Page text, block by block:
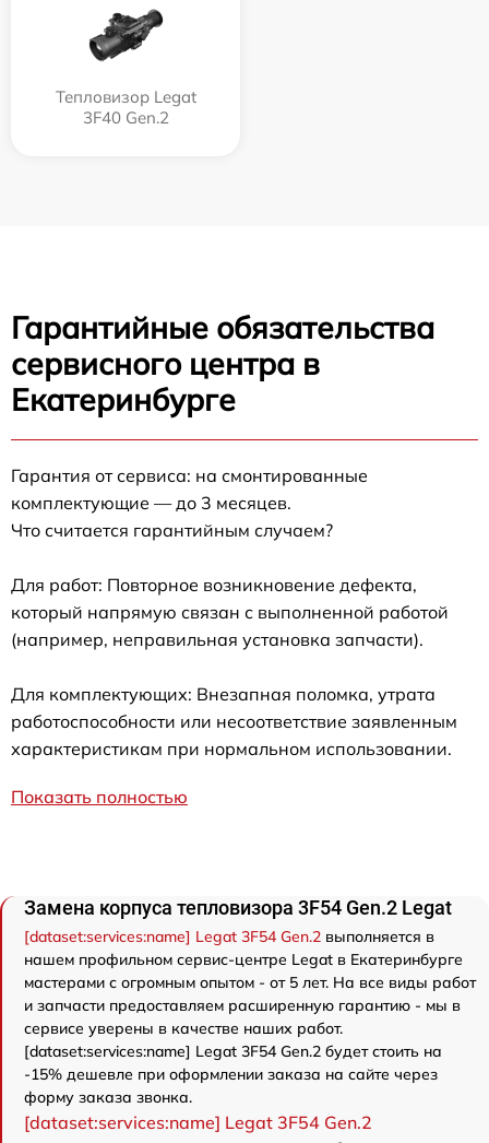
Тепловизор Legat
3F40 Gen.2
Гарантийные обязательства
сервисного центра в
Екатеринбурге
Гарантия от сервиса: на смонтированные
комплектующие — до 3 месяцев.
Что считается гарантийным случаем?
Для работ: Повторное возникновение дефекта,
который напрямую связан с выполненной работой
(например, неправильная установка запчасти).
Для комплектующих: Внезапная поломка, утрата
работоспособности или несоответствие заявленным
характеристикам при нормальном использовании.
Показать полностью
Замена корпуса тепловизора 3F54 Gen.2 Legat
[dataset:services:name] Legat 3F54 Gen.2 выполняется в
нашем профильном сервис-центре Legat в Екатеринбурге
мастерами с огромным опытом - от 5 лет. На все виды работ
и запчасти предоставляем расширенную гарантию - мы в
сервисе уверены в качестве наших работ.
[dataset:services:name] Legat 3F54 Gen.2 будет стоить на
-15% дешевле при оформлении заказа на сайте через
форму заказа звонка.
[dataset:services:name] Legat 3F54 Gen.2